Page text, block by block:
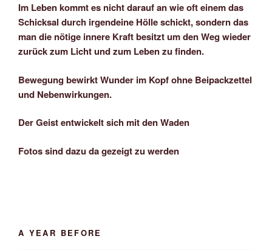
Im Leben kommt es nicht darauf an wie oft einem das
Schicksal durch irgendeine Hölle schickt, sondern das
man die nötige innere Kraft besitzt um den Weg wieder
zurück zum Licht und zum Leben zu finden.
Bewegung bewirkt Wunder im Kopf ohne Beipackzettel
und Nebenwirkungen.
Der Geist entwickelt sich mit den Waden
Fotos sind dazu da gezeigt zu werden
A YEAR BEFORE